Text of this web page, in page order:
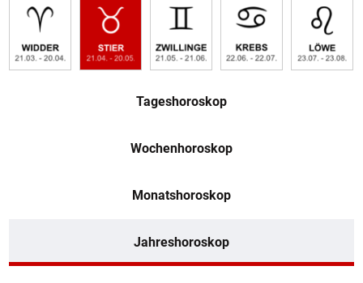
Tageshoroskop
Wochenhoroskop
Monatshoroskop
Jahreshoroskop